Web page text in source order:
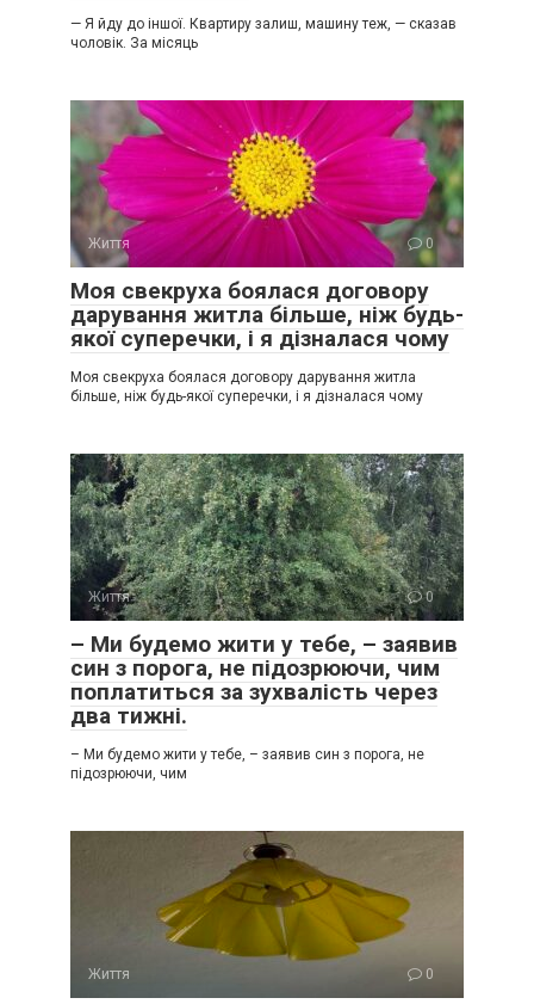
— Я йду до іншої. Квартиру залиш, машину теж, — сказав
чоловік. За місяць
Життя 0
Моя свекруха боялася договору
дарування житла більше, ніж будь-
якої суперечки, і я дізналася чому
Моя свекруха боялася договору дарування житла
більше, ніж будь-якої суперечки, і я дізналася чому
Життя 0
– Ми будемо жити у тебе, – заявив
син з порога, не підозрюючи, чим
поплатиться за зухвалість через
два тижні.
– Ми будемо жити у тебе, – заявив син з порога, не
підозрюючи, чим
Життя 0